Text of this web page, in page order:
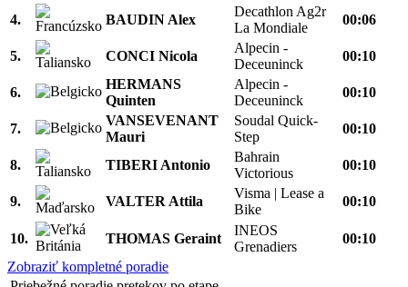
4. BAUDIN Alex
Decathlon Ag2r
La Mondiale
00:06
5. CONCI Nicola
Alpecin -
Deceuninck
00:10
6.
HERMANS
Quinten
Alpecin -
Deceuninck
00:10
7.
VANSEVENANT
Mauri
Soudal Quick-
Step
00:10
8. TIBERI Antonio
Bahrain
Victorious
00:10
9. VALTER Attila
Visma | Lease a
Bike
00:10
10. THOMAS Geraint
INEOS
Grenadiers
00:10
Zobraziť kompletné poradie